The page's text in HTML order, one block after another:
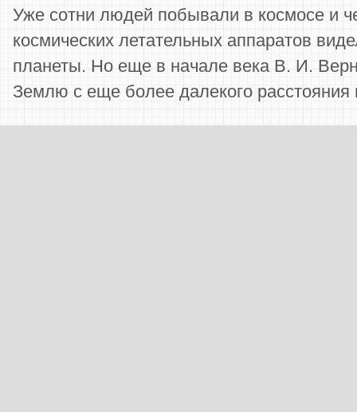
Уже сотни людей побывали в космосе и
космических летательных аппаратов
планеты. Но еще в начале века В. И.
Землю с еще более далекого расстояния